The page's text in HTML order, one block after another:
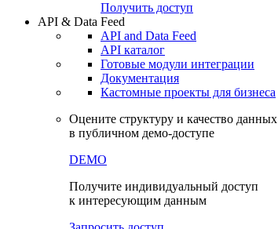
Получить доступ
API & Data Feed
API and Data Feed
API каталог
Готовые модули интеграции
Документация
Кастомные проекты для бизнеса
Оцените структуру и качество данных
в публичном демо-доступе
DEMO
Получите индивидуальный доступ
к интересующим данным